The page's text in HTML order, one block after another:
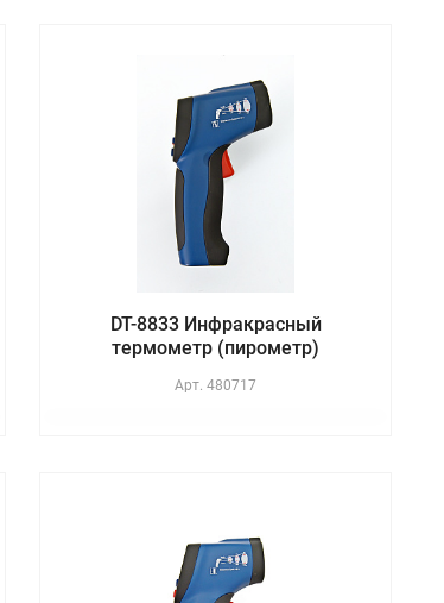
DT-8833 Инфракрасный
термометр (пирометр)
Арт.480717